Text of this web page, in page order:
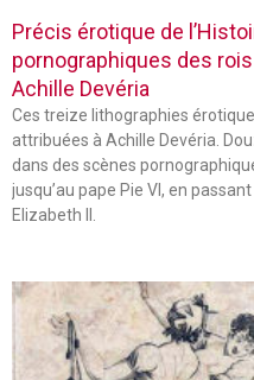
Précis érotique de
pornographiques des
Achille Devéria
Ces treize lithographies
attribuées à Achille Devéria.
dans des scènes
jusqu’au pape Pie VI, en
Elizabeth II.